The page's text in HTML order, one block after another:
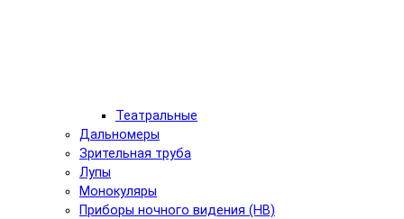
Театральные
Дальномеры
Зрительная труба
Лупы
Монокуляры
Приборы ночного видения (НВ)